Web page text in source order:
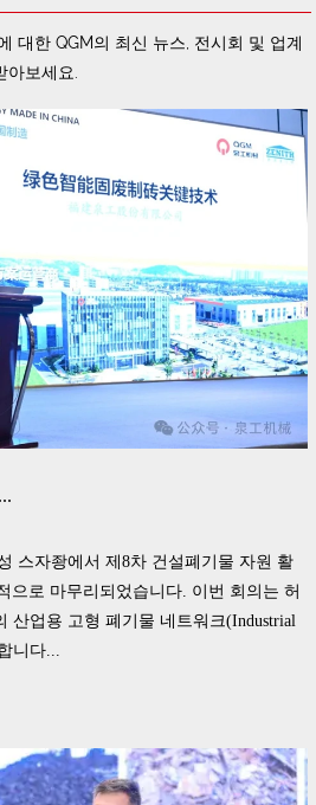
대한 QGM의 최신 뉴스, 전시회 및 업계
보세요.
스자좡에서 제8차 건설폐기물 자원 활
으로 마무리되었습니다. 이번 회의는 허
산업용 고형 폐기물 네트워크(Industrial
니다...